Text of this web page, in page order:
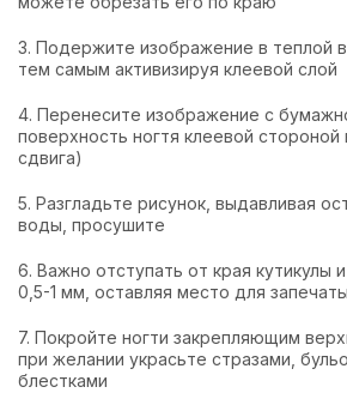
3. Подержите изображение в теплой
тем самым активизируя клеевой слой
4. Перенесите изображение с
поверхность ногтя клеевой
сдвига)
5. Разгладьте рисунок, выдавливая
воды, просушите
6. Важно отступать от края кутикулы
0,5-1 мм, оставляя место для
7. Покройте ногти закрепляющим
при желании украсьте стразами,
блестками